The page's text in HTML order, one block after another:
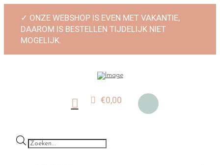
✓ ONZE WEBSHOP IS EVEN MET VAKANTIE,
DAAROM IS BESTELLEN TIJDELIJK NIET
MOGELIJK.
€0,00
Producten
zoeken